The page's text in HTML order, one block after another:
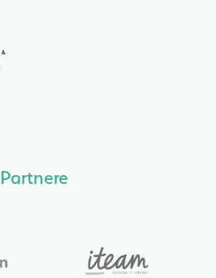
Partnere